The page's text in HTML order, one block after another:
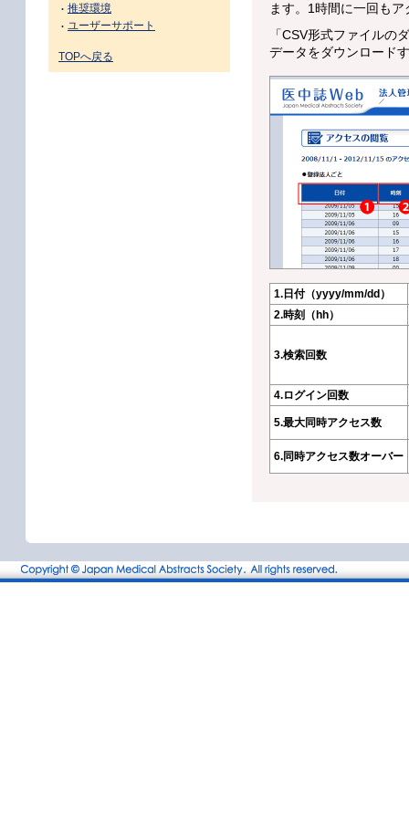
ます。1時間に一回も
「CSV形式ファイルの
データをダウンロード
1.日付（yyyy/mm/dd）
2.時刻（hh）
3.検索回数
4.ログイン回数
5.最大同時アクセス数
6.同時アクセス数オーバー
推奨環境
ユーザーサポート
TOPへ戻る